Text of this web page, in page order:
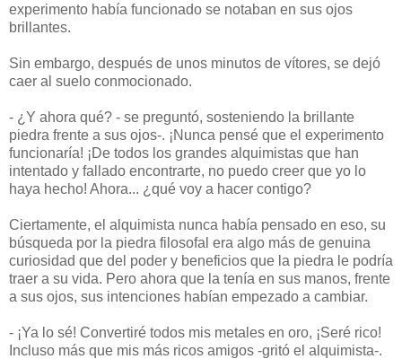
experimento había funcionado se notaban en sus ojos
brillantes.
Sin embargo, después de unos minutos de vítores, se dejó
caer al suelo conmocionado.
- ¿Y ahora qué? - se preguntó, sosteniendo la brillante
piedra frente a sus ojos-. ¡Nunca pensé que el experimento
funcionaría! ¡De todos los grandes alquimistas que han
intentado y fallado encontrarte, no puedo creer que yo lo
haya hecho! Ahora... ¿qué voy a hacer contigo?
Ciertamente, el alquimista nunca había pensado en eso, su
búsqueda por la piedra filosofal era algo más de genuina
curiosidad que del poder y beneficios que la piedra le podría
traer a su vida. Pero ahora que la tenía en sus manos, frente
a sus ojos, sus intenciones habían empezado a cambiar.
- ¡Ya lo sé! Convertiré todos mis metales en oro, ¡Seré rico!
Incluso más que mis más ricos amigos -gritó el alquimista-.